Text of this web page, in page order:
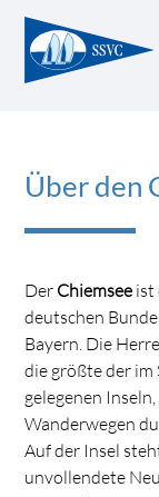
Suchbegriffe
Über den
Der Chiemsee ist
deutschen
Bayern. Die
die größte der im
gelegenen
Wanderwegen
Auf der Insel
unvollendete